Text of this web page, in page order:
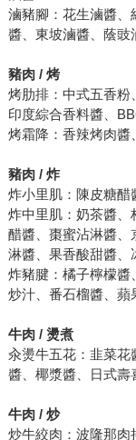
滷豬腳：花生滷醬、
醬、東坡滷醬、蔭豉
豬肉 / 烤
烤肋排：中式五香粉
印度綜合香料醬、
烤霜降：香辣烤肉
豬肉 / 炸
炸小里肌：陳皮糖醋
炸中里肌：奶茶醬、
醋醬、棗蜜沾淋醬、
淋醬、果香酸甜醬、
炸豬腱：橘子檸檬醬
炒汁、番石榴醬、蘋
牛肉 / 燙煮
汆燙牛五花：韭菜花
醬、椰漿醬、日式
牛肉 / 炒
炒牛絞肉：波隆那肉